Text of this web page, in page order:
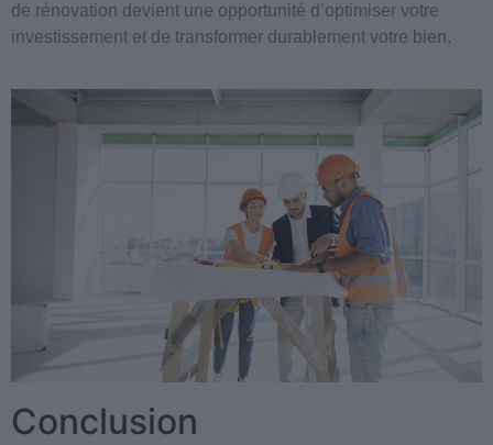
de rénovation devient une opportunité d’optimiser votre
investissement et de transformer durablement votre bien.
Conclusion